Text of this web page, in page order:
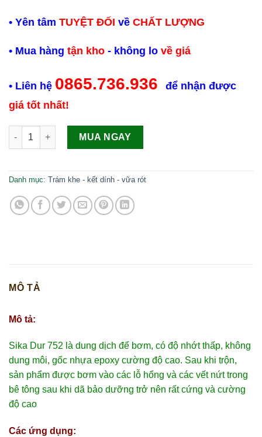
• Yên tâm TUYỆT ĐỐI về CHẤT LƯỢNG
• Mua hàng tận kho - không lo về giá
• Liên hệ 0865.736.936
để nhận được
giá tốt nhất!
Sika Dur 752 Nhựa bơm epoxy 2 thành phần xử lý vết nứt số
MUA NGAY
Danh mục: Trám khe - kết dính - vữa rót
MÔ TẢ
Mô tả:
Sika Dur 752 là dung dịch để bơm, có độ nhớt thấp, không
dung môi, gốc nhựa epoxy cường độ cao. Sau khi trộn,
sản phẩm được bơm vào các lỗ hổng và các vết nứt trong
bê tông sau khi dã bảo dưỡng trở nên rất cứng và cường
độ cao
Các ứng dụng: